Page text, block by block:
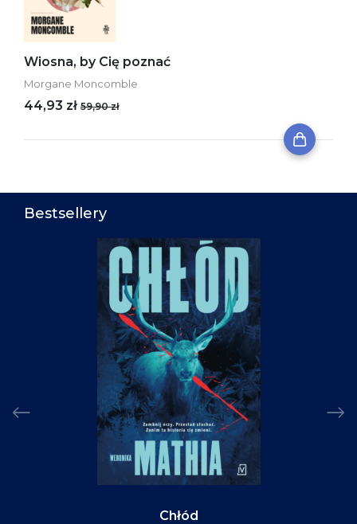
Wiosna, by Cię poznać
Morgane Moncomble
44,93 zł 59,90 zł
Bestsellery
Chłód